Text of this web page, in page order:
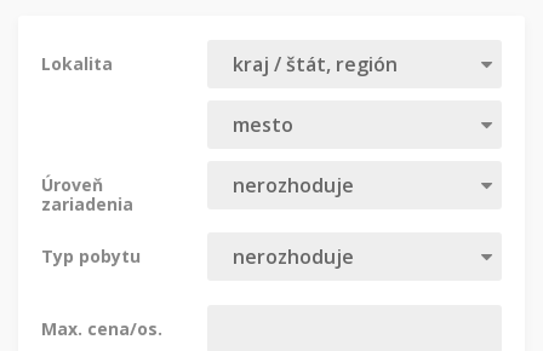
Lokalita
Úroveň
zariadenia
Typ pobytu
Max. cena/os.